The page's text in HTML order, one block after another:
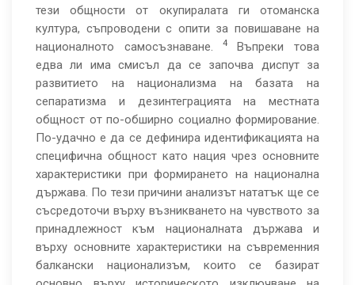
тези общности от окупиралата ги отоманска
култура, съпроводени с опити за повишаване на
националното самосъзнаване. 4Въпреки това
едва ли има смисъл да се започва диспут за
развитието на национализма на базата на
сепаратизма и дезинтеграцията на местната
общност от по-обширно социално формирование.
По-удачно е да се дефинира идентификацията на
специфична общност като нация чрез основните
характеристики при формирането на национална
държава. По тези причини анализът нататък ще се
съсредоточи върху възникването на чувството за
принадлежност към националната държава и
върху основните характеристики на съвременния
балкански национализъм, които се базират